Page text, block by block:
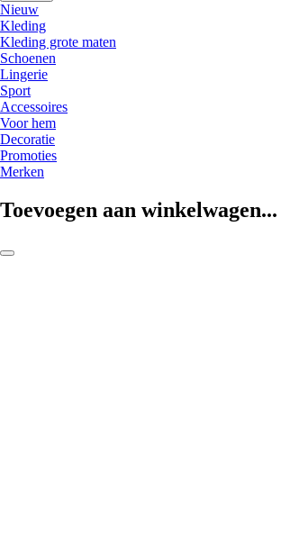
Nieuw
Kleding
Kleding grote maten
Schoenen
Lingerie
Sport
Accessoires
Voor hem
Decoratie
Promoties
Merken
Toevoegen aan winkelwagen...